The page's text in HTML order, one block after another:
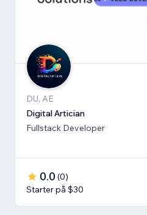
DU, AE
Digital Artician
Fullstack Developer
0.0 (0)
Starter på $30